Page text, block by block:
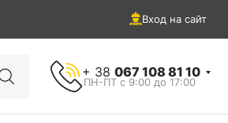
Вход на сайт
+ 38 067 108 81 10
ПН-ПТ с 9:00 до 17:00